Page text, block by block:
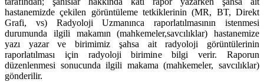
hastanemizde çekilen görüntüleme tetkiklerinin (MR, BT, Direkt
Grafi, vs) Radyoloji Uzmanınca raporlatılmasının istenmesi
durumunda ilgili makamın (mahkemeler,savcılıklar) hastanemize
yazı yazar ve birimimiz şahsa ait radyoloji görüntülerinin
raporlatılması için radyoloji birimine bilgi verir. Raporun
düzenlenmesi sonucunda ilgili makama (mahkemeler, savcılıklar)
gönderilir.